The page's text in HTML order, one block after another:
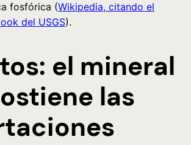
fosfórica (Wikipedia, citando el
del USGS).
el mineral
las